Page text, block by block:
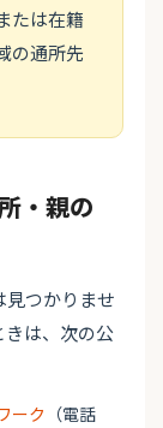
たは在籍
の通所先
・親の
つかりませ
きは、次の公
ーク （電話